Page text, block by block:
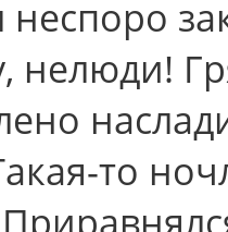
неспоро
нелюди!
то